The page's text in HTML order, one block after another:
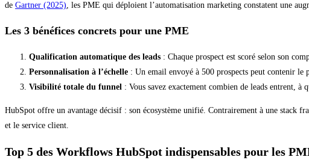
de Gartner (2025), les PME qui déploient l’automatisation marketing constatent une
Les 3 bénéfices concrets pour une PME
Qualification automatique des leads : Chaque prospect est scoré selon son
Personnalisation à l’échelle : Un email envoyé à 500 prospects peut contenir le
Visibilité totale du funnel : Vous savez exactement combien de leads entrent, à
HubSpot offre un avantage décisif : son écosystème unifié. Contrairement à une stack
et le service client.
Top 5 des Workflows HubSpot indispensables pour les